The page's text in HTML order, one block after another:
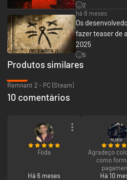
Dispara como te der na telha, troca de
aproveita-te do cenário destrutível
dinâmicas conforme os inimigos que
ELEMENTOS RPG
2
há 8 meses
Os
fazer teaser de
2025
5
Produtos similares
Remnant 2 - PC (Steam)
10 comentários
Foda
Há 6 meses
Agradeço
como
Há 10